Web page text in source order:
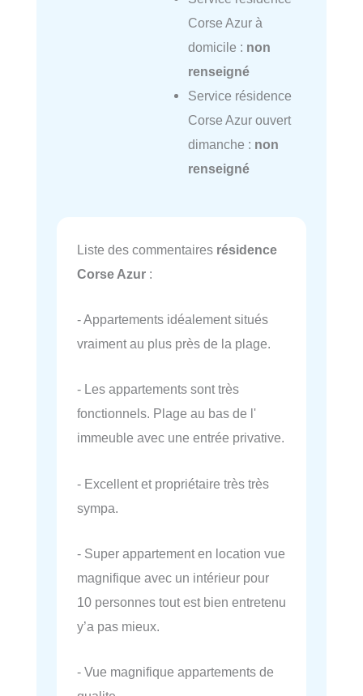
Corse Azur à
domicile : non
renseigné
Service résidence
Corse Azur ouvert
dimanche : non
renseigné
Liste des commentaires résidence
Corse Azur :
- Appartements idéalement situés
vraiment au plus près de la plage.
- Les appartements sont très
fonctionnels. Plage au bas de l'
immeuble avec une entrée privative.
- Excellent et propriétaire très très
sympa.
- Super appartement en location vue
magnifique avec un intérieur pour
10 personnes tout est bien entretenu
y’a pas mieux.
- Vue magnifique appartements de